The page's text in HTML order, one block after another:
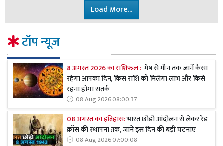
Load More...
टॉप न्यूज
8 अगस्त 2026 का राशिफल : मेष से मीन तक जानें कैसा
रहेगा आपका दिन, किस राशि को मिलेगा लाभ और किसे
रहना होगा सतर्क
08 Aug 2026 08:00:37
08 अगस्त का इतिहास:भारत छोड़ो आंदोलन से लेकर रेड
क्रॉस की स्थापना तक, जानें इस दिन की बड़ी घटनाएं
08 Aug 2026 07:00:08